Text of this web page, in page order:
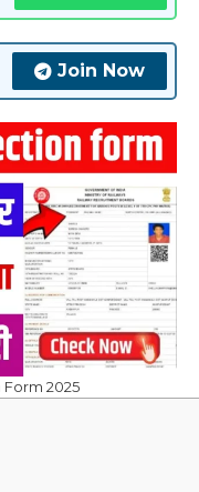
Join Now
2025